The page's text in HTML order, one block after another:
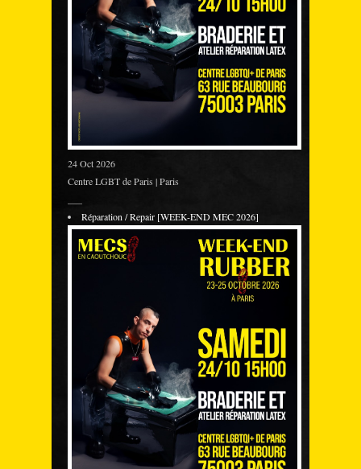
24 Oct 2026
Centre LGBT de Paris | Paris
Réparation / Repair [WEEK-END MEC 2026]